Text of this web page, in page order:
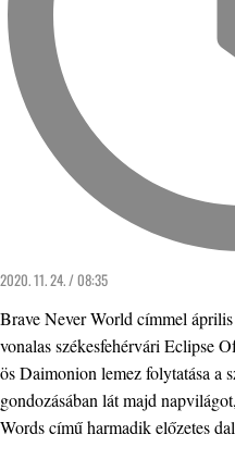
2020. 11. 24. / 08:35
Brave Never World címmel
vonalas székesfehérvári Eclipse
ös Daimonion lemez folytatása a
gondozásában lát majd
Words című harmadik előzetes